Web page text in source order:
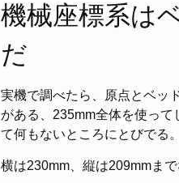
機械座標系は
だ
実機で調べたら、原点とベッ
がある、235mm全体を使って
て何もないところにとびでる。
横は230mm、縦は209mmま